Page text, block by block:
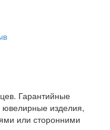
Гарантийные
ювелирные изделия,
или сторонними